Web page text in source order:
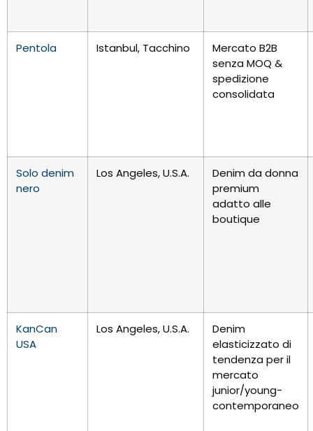
Pentola Istanbul, Tacchino
Mercato B2B
senza MOQ &
spedizione
consolidata
Solo denim
nero
Los Angeles, U.S.A.
Denim da donna
premium
adatto alle
boutique
KanCan
USA
Los Angeles, U.S.A.
Denim
elasticizzato di
tendenza per il
mercato
junior/young-
contemporaneo